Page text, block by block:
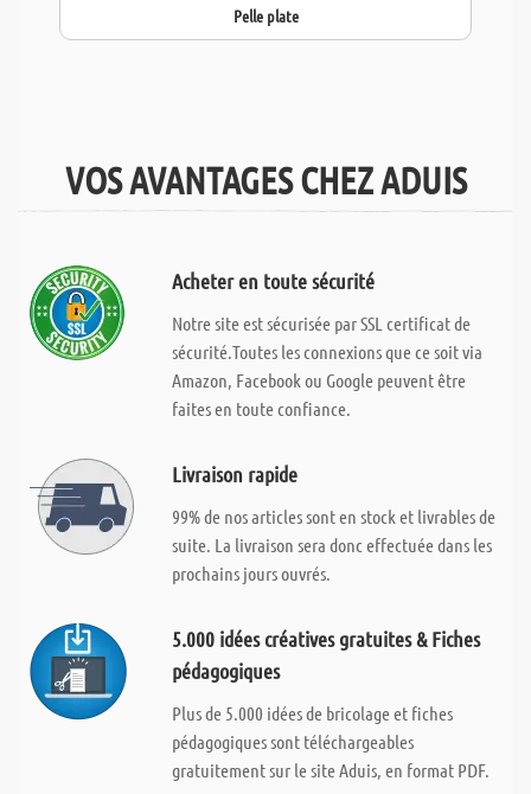
Pelle plate
VOS AVANTAGES CHEZ ADUIS
Acheter en toute sécurité
Notre site est sécurisée par SSL certificat de
sécurité.Toutes les connexions que ce soit via
Amazon, Facebook ou Google peuvent être
faites en toute confiance.
Livraison rapide
99% de nos articles sont en stock et livrables de
suite. La livraison sera donc effectuée dans les
prochains jours ouvrés.
5.000 idées créatives gratuites & Fiches
pédagogiques
Plus de 5.000 idées de bricolage et fiches
pédagogiques sont téléchargeables
gratuitement sur le site Aduis, en format PDF.